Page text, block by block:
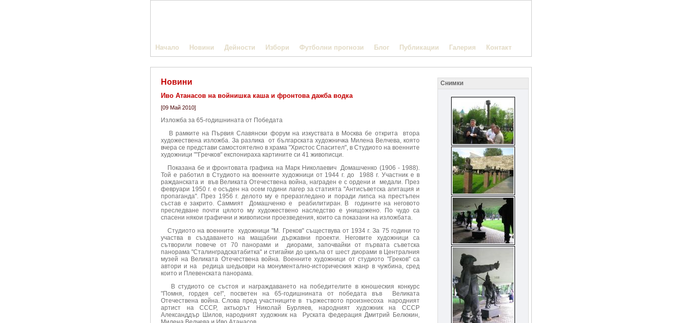
Начало Новини Дейности Избори Футболни прогнози Блог Публикации Галерия Контакт
Новини
Иво Атанасов на войнишка каша и фронтова дажба водка
[09 Май 2010]
Изложба за 65-годишнината от Победата
В рамките на Първия Славянски форум на изкуствата в Москва бе открита втора
художествена изложба. За разлика от българската художничка Милена Велчева, която
вчера се представи самостоятелно в храма "Христос Спасител", в Студиото на военните
художници ""Гречков" експонираха картините си 41 живописци.
Показана бе и фронтовата графика на Марк Николаевич Домашченко (1906 - 1988).
Той е работил в Студиото на военните художници от 1944 г. до 1988 г. Участник е в
ражданската и във Великата Отечествена война, награден е с ордени и медали. През
февруари 1950 г. е осъден на осем години лагер за статията "Антисъветска агитация и
пропаганда". През 1956 г. делото му е преразгледано и поради липса на престъпен
състав е закрито. Саммият Домашченко е реабилитиран. В годините на неговото
преследване почти цялото му художествено наследство е унищожено. По чудо са
спасени някои графични и живописни проезведения, които са показани на изложбата.
Студиото на военните художници "М. Греков" съществува от 1934 г. За 75 години то
участва в създаването на мащабни държавни проекти. Неговите художници са
сътворили повече от 70 панорами и диорами, започвайки от първата съветска
панорама "Сталинградскатабитка" и стигайки до цикъла от шест диорами в Централния
музей на Великата Отечествена война. Военните художници от студиото "Греков" са
автори и на редица шедьоври на монументално-историческия жанр в чужбина, сред
които и Плевенската панорама.
В студиото се състоя и награждаването на победителите в юношеския конкурс
"Помня, гордея се!", посветен на 65-годишнината от победата във Великата
Отечествена война. Слова пред участниците в тържеството произнесоха народният
артист на СССР, актьорът Николай Бурляев, народният художник на СССР
Александдър Шилов, народният художник на Руската федерация Дмитрий Белюкин,
Снимки